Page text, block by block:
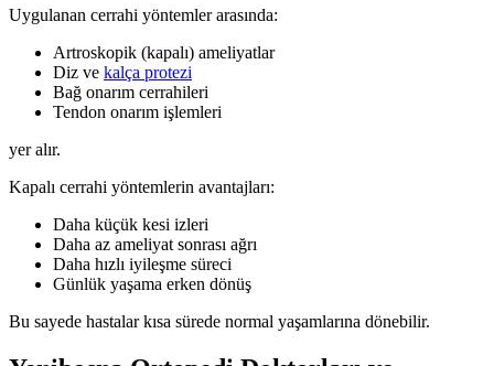
Uygulanan cerrahi yöntemler arasında:
Artroskopik (kapalı) ameliyatlar
Diz ve kalça protezi
Bağ onarım cerrahileri
Tendon onarım işlemleri
yer alır.
Kapalı cerrahi yöntemlerin avantajları:
Daha küçük kesi izleri
Daha az ameliyat sonrası ağrı
Daha hızlı iyileşme süreci
Günlük yaşama erken dönüş
Bu sayede hastalar kısa sürede normal yaşamlarına dönebilir.